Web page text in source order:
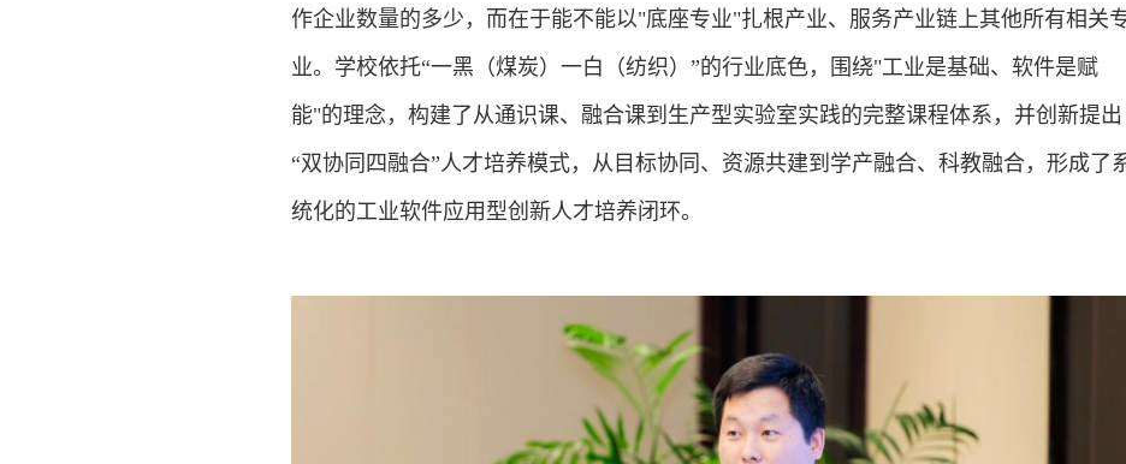
作企业数量的多少，而在于能不能以"底座专业"扎根产业、服务产业链上其他所有相关
业。学校依托“一黑（煤炭）一白（纺织）”的行业底色，围绕"工业是基础、软件是赋
能"的理念，构建了从通识课、融合课到生产型实验室实践的完整课程体系，并创新提出
“双协同四融合”人才培养模式，从目标协同、资源共建到学产融合、科教融合，形成了
统化的工业软件应用型创新人才培养闭环。